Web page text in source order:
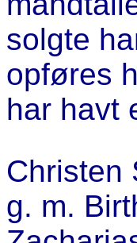
solgte
opføres
har havt
Christen
g. m.